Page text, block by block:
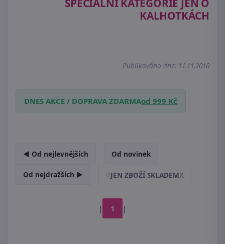
SPECIÁLNÍ KATEGORIE JEN O
KALHOTKÁCH
Publikováno dne: 11.11.2010
DNES AKCE / DOPRAVA ZDARMAod 999 Kč
◄ Od nejlevnějších Od novinek
Od nejdražších ► JEN ZBOŽÍ SKLADEMX
| 1 |